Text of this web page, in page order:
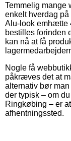
Temmelig mange
enkelt hverdag
Alu-look emhætte
bestilles forinden
kan nå at få
Nogle få
påkræves det at
alternativ bør
der typisk – om
Ringkøbing – er
afhentningssted.